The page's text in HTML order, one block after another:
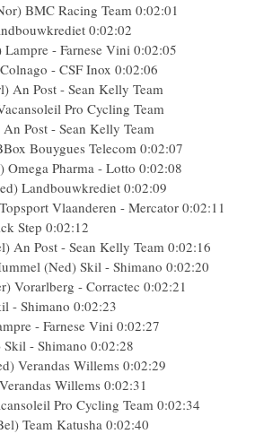
BMC Racing Team 0:02:01
0:02:02
- Farnese Vini 0:02:05
- CSF Inox 0:02:06
An Post - Sean Kelly Team
Pro Cycling Team
Post - Sean Kelly Team
Bouygues Telecom 0:02:07
Omega Pharma - Lotto 0:02:08
Landbouwkrediet 0:02:09
Vlaanderen - Mercator 0:02:11
Step 0:02:12
An Post - Sean Kelly Team 0:02:16
(Ned) Skil - Shimano 0:02:20
Vorarlberg - Corractec 0:02:21
- Shimano 0:02:23
- Farnese Vini 0:02:27
- Shimano 0:02:28
Verandas Willems 0:02:29
Willems 0:02:31
Pro Cycling Team 0:02:34
Team Katusha 0:02:40